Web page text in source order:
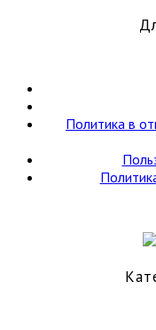
Политика в